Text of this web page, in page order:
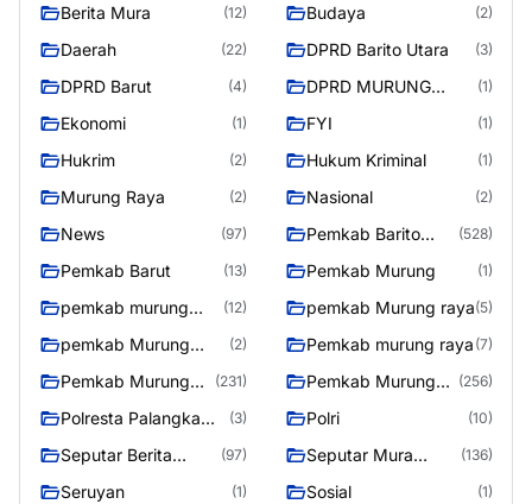
Berita Mura (12) Budaya (2)
Daerah (22) DPRD Barito Utara (3)
DPRD Barut (4)
DPRD MURUNG
(1)
Ekonomi (1) FYI (1)
Hukrim (2) Hukum Kriminal (1)
Murung Raya (2) Nasional (2)
News (97)
Pemkab Barito
(528)
Pemkab Barut (13) Pemkab Murung (1)
pemkab murung
(12) pemkab Murung raya(5)
pemkab Murung
(2) Pemkab murung raya (7)
Pemkab Murung
(231)
Pemkab Murung
(256)
Polresta Palangka
(3) Polri (10)
Seputar Berita
(97)
Seputar Mura
(136)
Seruyan (1) Sosial (1)